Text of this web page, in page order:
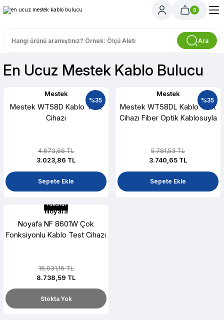
Ara
0
En Ucuz Mestek Kablo Bulucu
%35
Mestek
Mestek WT58D Kablo Test
Cihazı
4.673,66 TL
3.023,86 TL
Sepete Ekle
%35
Mestek
Mestek WT58DL Kablo Test
Cihazı Fiber Optik Kablosuyla
5.781,53 TL
3.740,65 TL
Sepete Ekle
Tükendi
Noyafa
Noyafa NF 8601W Çok
Fonksiyonlu Kablo Test Cihazı
16.031,16 TL
8.738,59 TL
Stokta Yok